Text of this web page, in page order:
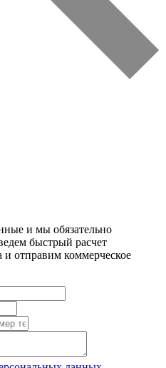
и мы обязательно
быстрый расчет
и отправим коммерческое